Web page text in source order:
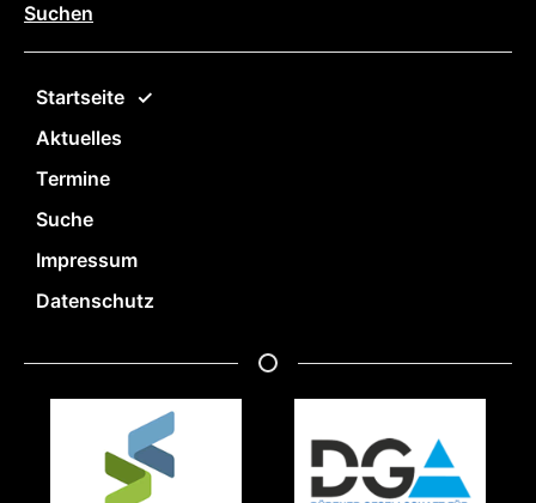
Suchen
Startseite
Aktuelles
Termine
Suche
Impressum
Datenschutz